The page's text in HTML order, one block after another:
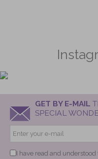
GET BY E-MAIL
SPECIAL
I have read and understood